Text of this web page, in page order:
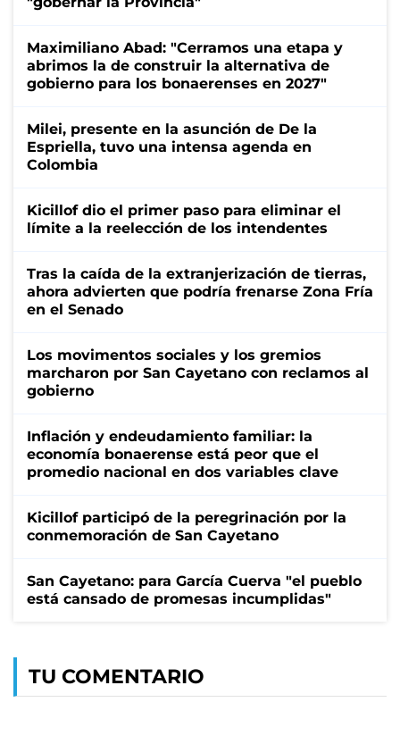
Maximiliano Abad: "Cerramos una etapa y
abrimos la de construir la alternativa de
gobierno para los bonaerenses en 2027"
Milei, presente en la asunción de De la
Espriella, tuvo una intensa agenda en
Colombia
Kicillof dio el primer paso para eliminar el
límite a la reelección de los intendentes
Tras la caída de la extranjerización de tierras,
ahora advierten que podría frenarse Zona Fría
en el Senado
Los movimentos sociales y los gremios
marcharon por San Cayetano con reclamos al
gobierno
Inflación y endeudamiento familiar: la
economía bonaerense está peor que el
promedio nacional en dos variables clave
Kicillof participó de la peregrinación por la
conmemoración de San Cayetano
San Cayetano: para García Cuerva "el pueblo
está cansado de promesas incumplidas"
TU COMENTARIO